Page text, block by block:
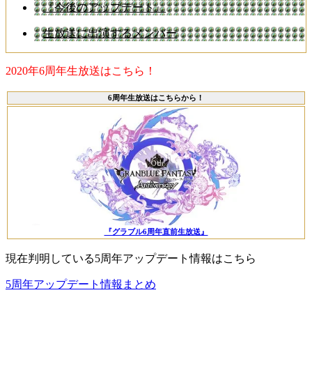
『今後のアップデート』
生放送に出演するメンバー
2020年6周年生放送はこちら！
6周年生放送はこちらから！
『グラブル6周年直前生放送』
現在判明している5周年アップデート情報はこちら
5周年アップデート情報まとめ